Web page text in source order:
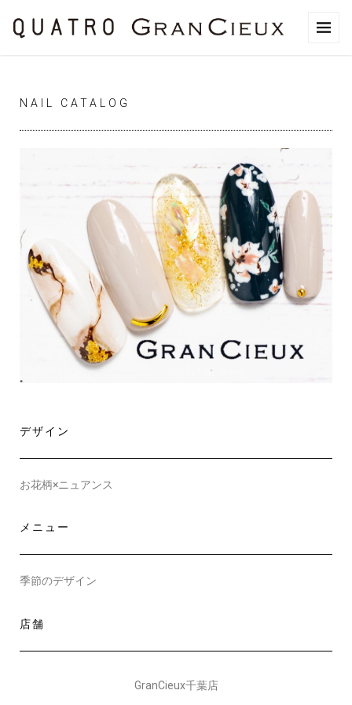
NAIL CATALOG
デザイン
お花柄×ニュアンス
メニュー
季節のデザイン
店舗
GranCieux千葉店